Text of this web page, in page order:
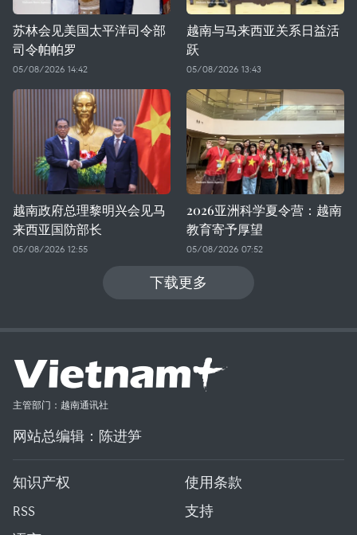
苏林会见美国太平洋司令部
司令帕帕罗
05/08/2026 14:42
越南与马来西亚关系日益活
跃
05/08/2026 13:43
越南政府总理黎明兴会见马
来西亚国防部长
05/08/2026 12:55
2026亚洲科学夏令营：越南
教育寄予厚望
05/08/2026 07:52
下载更多
主管部门：越南通讯社
网站总编辑：陈进笋
知识产权
使用条款
RSS
支持